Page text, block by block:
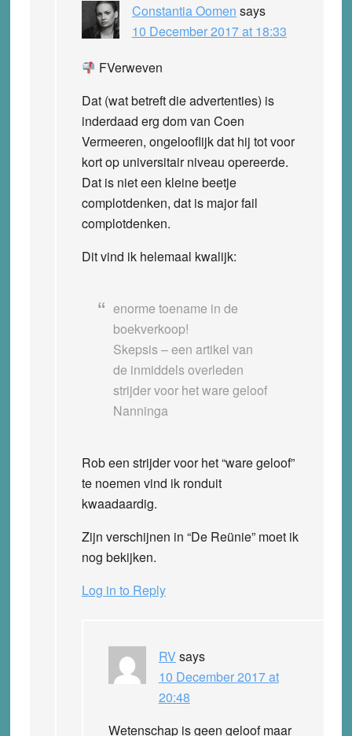
Constantia Oomen says
10 December 2017 at 18:33
FVerweven
Dat (wat betreft die advertenties) is
inderdaad erg dom van Coen
Vermeeren, ongelooflijk dat hij tot voor
kort op universitair niveau opereerde.
Dat is niet een kleine beetje
complotdenken, dat is major fail
complotdenken.
Dit vind ik helemaal kwalijk:
enorme toename in de
boekverkoop!
Skepsis – een artikel van
de inmiddels overleden
strijder voor het ware geloof
Nanninga
Rob een strijder voor het “ware geloof”
te noemen vind ik ronduit
kwaadaardig.
Zijn verschijnen in “De Reünie” moet ik
nog bekijken.
Log in to Reply
RV says
10 December 2017 at
20:48
Wetenschap is geen geloof maar